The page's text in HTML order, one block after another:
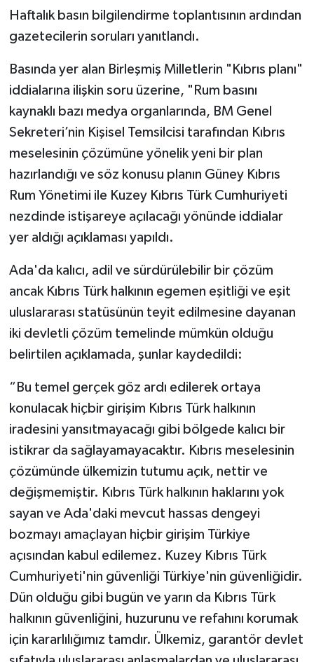
Haftalık basın bilgilendirme toplantısının ardından
gazetecilerin soruları yanıtlandı.
Basında yer alan Birleşmiş Milletlerin "Kıbrıs planı"
iddialarına ilişkin soru üzerine, "Rum basını
kaynaklı bazı medya organlarında, BM Genel
Sekreteri’nin Kişisel Temsilcisi tarafından Kıbrıs
meselesinin çözümüne yönelik yeni bir plan
hazırlandığı ve söz konusu planın Güney Kıbrıs
Rum Yönetimi ile Kuzey Kıbrıs Türk Cumhuriyeti
nezdinde istişareye açılacağı yönünde iddialar
yer aldığı açıklaması yapıldı.
Ada'da kalıcı, adil ve sürdürülebilir bir çözüm
ancak Kıbrıs Türk halkının egemen eşitliği ve eşit
uluslararası statüsünün teyit edilmesine dayanan
iki devletli çözüm temelinde mümkün olduğu
belirtilen açıklamada, şunlar kaydedildi:
“Bu temel gerçek göz ardı edilerek ortaya
konulacak hiçbir girişim Kıbrıs Türk halkının
iradesini yansıtmayacağı gibi bölgede kalıcı bir
istikrar da sağlayamayacaktır. Kıbrıs meselesinin
çözümünde ülkemizin tutumu açık, nettir ve
değişmemiştir. Kıbrıs Türk halkının haklarını yok
sayan ve Ada'daki mevcut hassas dengeyi
bozmayı amaçlayan hiçbir girişim Türkiye
açısından kabul edilemez. Kuzey Kıbrıs Türk
Cumhuriyeti'nin güvenliği Türkiye'nin güvenliğidir.
Dün olduğu gibi bugün ve yarın da Kıbrıs Türk
halkının güvenliğini, huzurunu ve refahını korumak
için kararlılığımız tamdır. Ülkemiz, garantör devlet